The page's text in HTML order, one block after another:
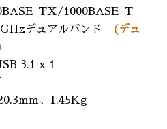
TX/1000BASE-T
デュアルバンド
(デュ
3.1 x 1
、1.45Kg